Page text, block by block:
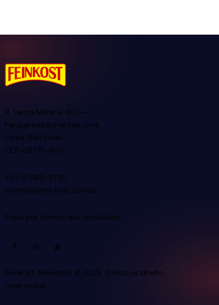
R. Santa Mônica, 401 —
Parque Industrial San José
Cotia, São Paulo
CEP: 06715-865
+55 11 5183-2730
contato@feinkost.com.br
Fique por dentro das novidades.
Feinkost Alimentos © 2026. Todos os direito
reservados.